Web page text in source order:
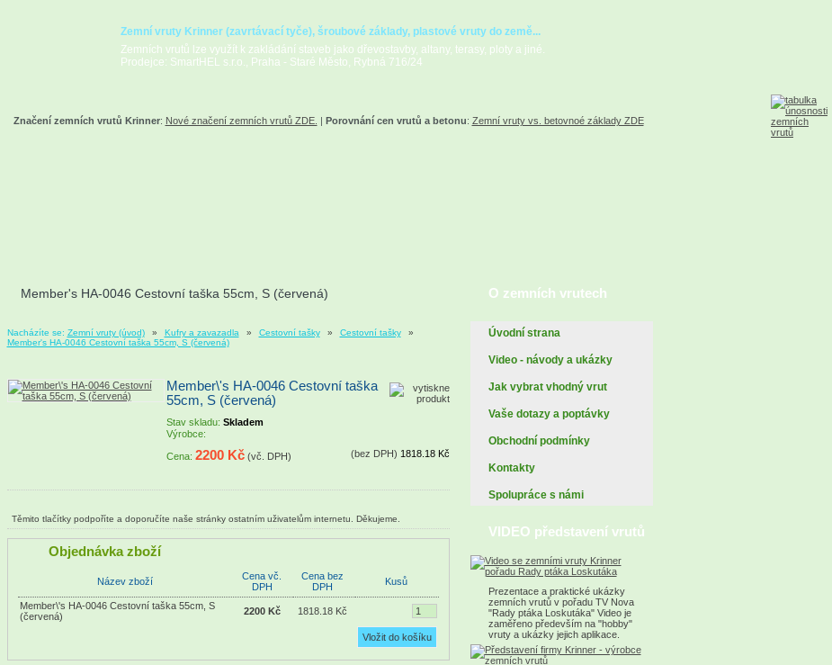
Zemní vruty Krinner (zavrtávací tyče), šroubové základy, plastové vruty do země...
Zemních vrutů lze využít k zakládání staveb jako dřevostavby, altany, terasy, ploty a jiné.
Prodejce: SmartHEL s.r.o., Praha - Staré Město, Rybná 716/24
Značení zemních vrutů Krinner: Nové značení zemních vrutů ZDE. | Porovnání cen vrutů a betonu: Zemní vruty vs. betovnoé základy ZDE
Member's HA-0046 Cestovní taška 55cm, S (červená)
Nacházíte se: Zemní vruty (úvod) » Kufry a zavazadla » Cestovní tašky » Cestovní tašky
»
Member's HA-0046 Cestovní taška 55cm, S (červená)
Member\'s HA-0046 Cestovní taška
55cm, S (červená)
Stav skladu: Skladem
Výrobce:
Cena: 2200 Kč(vč. DPH) (bez DPH) 1818.18 Kč
Těmito tlačítky podpoříte a doporučíte naše stránky ostatním uživatelům internetu. Děkujeme.
Objednávka zboží
Název zboží
Cena vč.
DPH
Cena bez
DPH
Kusů
Member\'s HA-0046 Cestovní taška 55cm, S
(červená)
2200 Kč 1818.18 Kč
O zemních vrutech
Úvodní strana
Video - návody a ukázky
Jak vybrat vhodný vrut
Vaše dotazy a poptávky
Obchodní podmínky
Kontakty
Spolupráce s námi
VIDEO představení vrutů
Prezentace a praktické ukázky
zemních vrutů v pořadu TV Nova
"Rady ptáka Loskutáka" Video je
zaměřeno především na "hobby"
vruty a ukázky jejich aplikace.